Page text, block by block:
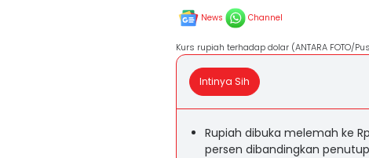
News Channel
Kurs rupiah terhadap dolar (ANTARA FOTO/
Intinya Sih
Rupiah dibuka melemah ke
persen dibandingkan